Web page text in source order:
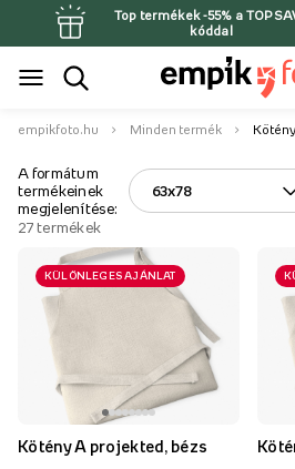
Top termékek -55% a
kóddal
empikfoto.hu Minden termék
A formátum
termékeinek
megjelenítése:
27 termékek
KÜLÖNLEGES AJÁNLAT
Kötény A projekted, bézs